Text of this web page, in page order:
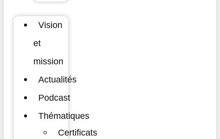
Vision
et
mission
Actualités
Podcast
Thématiques
Certificats